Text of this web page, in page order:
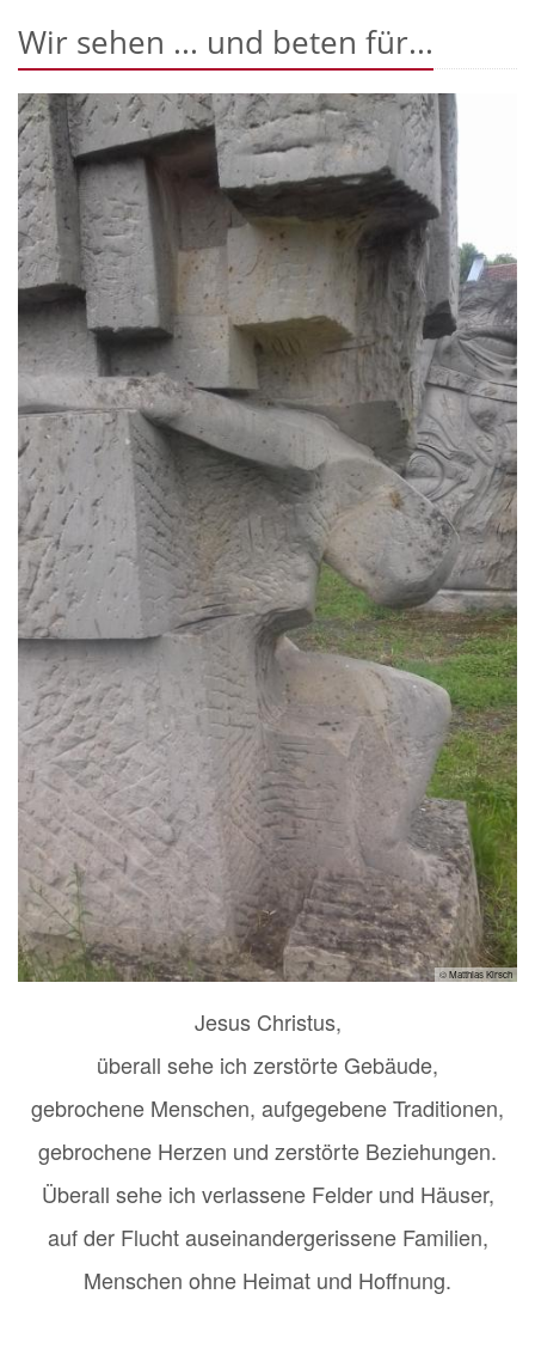
Wir sehen ... und beten für...
© Matthias Kirsch
Jesus Christus,
überall sehe ich zerstörte Gebäude,
gebrochene Menschen, aufgegebene Traditionen,
gebrochene Herzen und zerstörte Beziehungen.
Überall sehe ich verlassene Felder und Häuser,
auf der Flucht auseinandergerissene Familien,
Menschen ohne Heimat und Hoffnung.